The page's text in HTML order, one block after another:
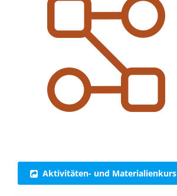
Aktivitäten- und Materialienkurs